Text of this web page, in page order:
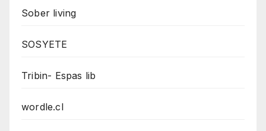
Sober living
SOSYETE
Tribin- Espas lib
wordle.cl